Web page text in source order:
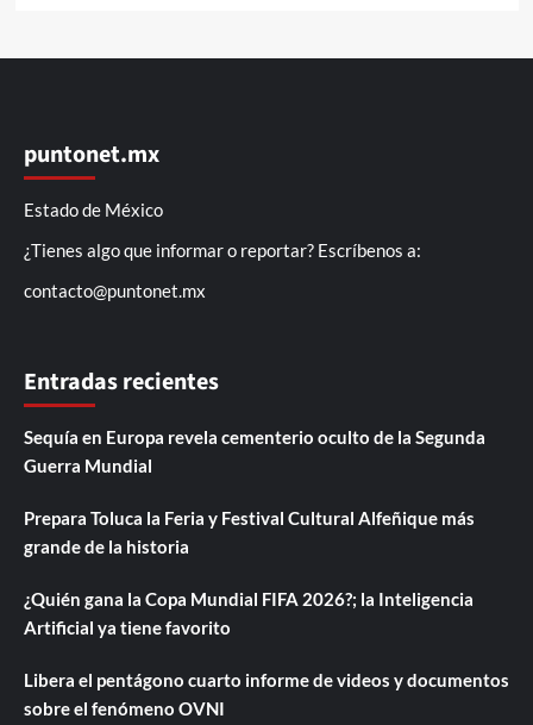
puntonet.mx
Estado de México
¿Tienes algo que informar o reportar? Escríbenos a:
contacto@puntonet.mx
Entradas recientes
Sequía en Europa revela cementerio oculto de la Segunda
Guerra Mundial
Prepara Toluca la Feria y Festival Cultural Alfeñique más
grande de la historia
¿Quién gana la Copa Mundial FIFA 2026?; la Inteligencia
Artificial ya tiene favorito
Libera el pentágono cuarto informe de videos y documentos
sobre el fenómeno OVNI